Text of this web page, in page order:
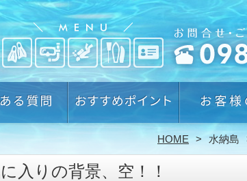
HOME 水納島
入りの背景、空！！